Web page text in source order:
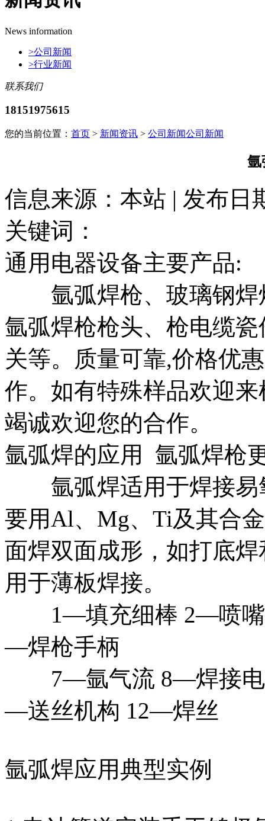
News information
>公司新闻
>行业新闻
联系我们
18151975615
您的当前位置： 首页 > 新闻资讯 > 公司新闻公司新闻
氩
信息来源：本站 | 发布日
关键词：
通用电器设备主要产品:
氩弧焊枪、玻璃钢焊
氩弧焊枪枪头、枪电缆
关等。质量可靠,价格优
作。如有特殊样品欢迎
竭诚欢迎您的合作。
氩弧焊的应用 氩弧焊枪
氩弧焊适用于焊接易
要用Al、Mg、Ti及其合
面焊双面成形，如打底
用于薄板焊接。
1—填充细棒 2—喷嘴
—焊枪手柄
7—氩气流 8—焊接电
—送丝机构 12—焊丝
氩弧焊应用典型实例